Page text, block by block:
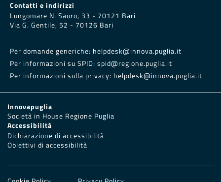
Contatti e indirizzi
Lungomare N. Sauro, 33 - 70121 Bari
Via G. Gentile, 52 - 70126 Bari
Per domande generiche: helpdesk@innova.puglia.it
Per informazioni su SPID: spid@regione.puglia.it
Per informazioni sulla privacy: helpdesk@innova.puglia.it
Innovapuglia
Società in House Regione Puglia
Accessibilità
Dichiarazione di accessibilità
Obiettivi di accessibilità